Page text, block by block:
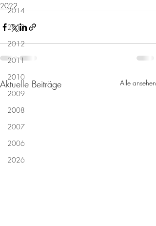
2014
2013
2012
2011
2010
2009
2008
2007
2006
2026
2022
Aktuelle Beiträge Alle ansehen